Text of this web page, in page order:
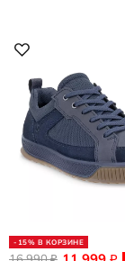
-15% В КОРЗИНЕ